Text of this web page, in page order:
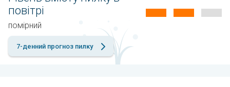
повітрі
помірний
7-денний прогноз пилку